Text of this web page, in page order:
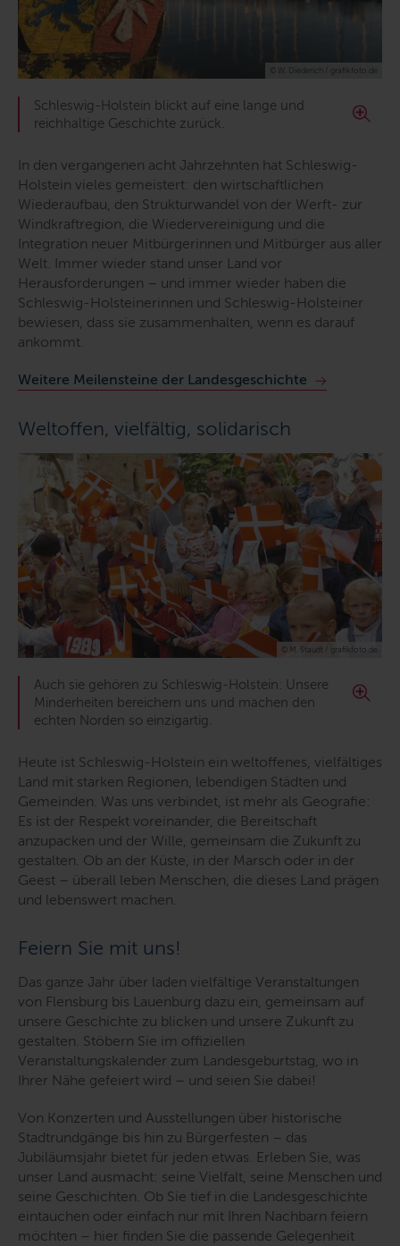
© W. Diederich / grafikfoto.de
Schleswig-Holstein blickt auf eine lange und
reichhaltige Geschichte zurück.
In den vergangenen acht Jahrzehnten hat Schleswig-
Holstein vieles gemeistert: den wirtschaftlichen
Wiederaufbau, den Strukturwandel von der Werft- zur
Windkraftregion, die Wiedervereinigung und die
Integration neuer Mitbürgerinnen und Mitbürger aus aller
Welt. Immer wieder stand unser Land vor
Herausforderungen – und immer wieder haben die
Schleswig-Holsteinerinnen und Schleswig-Holsteiner
bewiesen, dass sie zusammenhalten, wenn es darauf
ankommt.
Weitere Meilensteine der Landesgeschichte
Weltoffen, vielfältig, solidarisch
© M. Staudt / grafikfoto.de
Auch sie gehören zu Schleswig-Holstein: Unsere
Minderheiten bereichern uns und machen den
echten Norden so einzigartig.
Heute ist Schleswig-Holstein ein weltoffenes, vielfältiges
Land mit starken Regionen, lebendigen Städten und
Gemeinden. Was uns verbindet, ist mehr als Geografie:
Es ist der Respekt voreinander, die Bereitschaft
anzupacken und der Wille, gemeinsam die Zukunft zu
gestalten. Ob an der Küste, in der Marsch oder in der
Geest – überall leben Menschen, die dieses Land prägen
und lebenswert machen.
Feiern Sie mit uns!
Das ganze Jahr über laden vielfältige Veranstaltungen
von Flensburg bis Lauenburg dazu ein, gemeinsam auf
unsere Geschichte zu blicken und unsere Zukunft zu
gestalten. Stöbern Sie im offiziellen
Veranstaltungskalender zum Landesgeburtstag, wo in
Ihrer Nähe gefeiert wird – und seien Sie dabei!
Von Konzerten und Ausstellungen über historische
Stadtrundgänge bis hin zu Bürgerfesten – das
Jubiläumsjahr bietet für jeden etwas. Erleben Sie, was
unser Land ausmacht: seine Vielfalt, seine Menschen und
seine Geschichten. Ob Sie tief in die Landesgeschichte
eintauchen oder einfach nur mit Ihren Nachbarn feiern
möchten – hier finden Sie die passende Gelegenheit